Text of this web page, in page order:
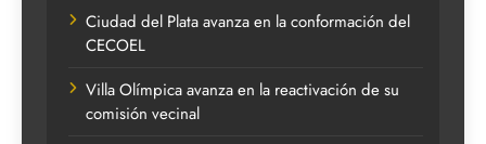
Ciudad del Plata avanza en la conformación del
CECOEL
Villa Olímpica avanza en la reactivación de su
comisión vecinal